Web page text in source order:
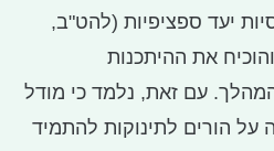
יעד ספציפיות (להט"ב,
את ההיתכנות
עם זאת, נלמד כי מודל
הורים לתינוקות להתמיד